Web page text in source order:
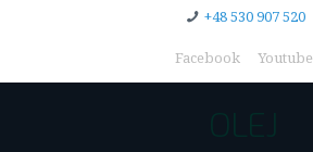
+48 530 907 520
Facebook Youtube
OLEJ